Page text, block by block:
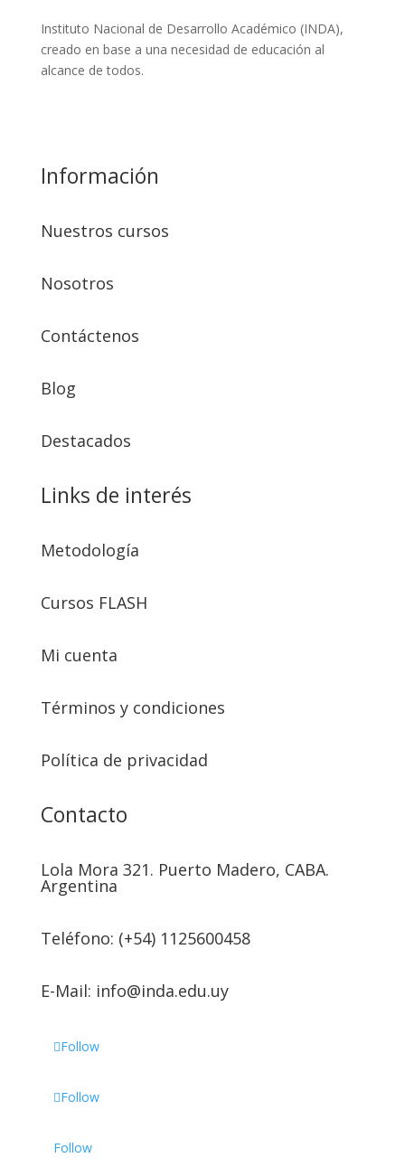
Instituto Nacional de Desarrollo Académico (INDA),
creado en base a una necesidad de educación al
alcance de todos.
Información
Nuestros cursos
Nosotros
Contáctenos
Blog
Destacados
Links de interés
Metodología
Cursos FLASH
Mi cuenta
Términos y condiciones
Política de privacidad
Contacto
Lola Mora 321. Puerto Madero, CABA.
Argentina
Teléfono: (+54) 1125600458
E-Mail: info@inda.edu.uy
Follow
Follow
Follow